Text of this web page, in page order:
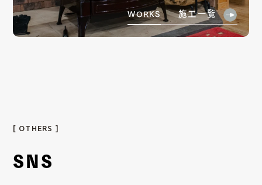
WORKS 施工一覧
[ OTHERS ]
SNS